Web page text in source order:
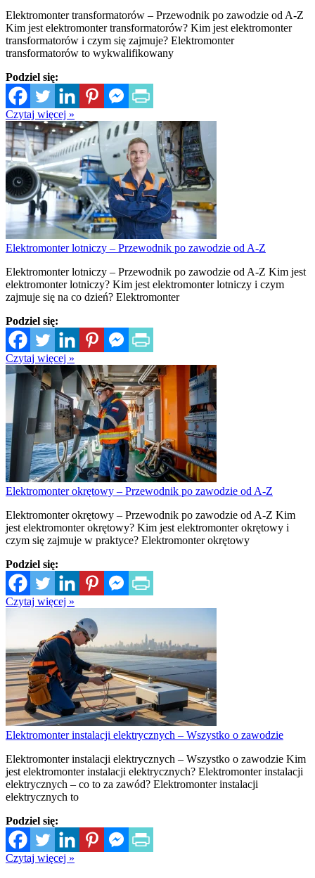
Elektromonter transformatorów – Przewodnik po zawodzie od A-Z
Kim jest elektromonter transformatorów? Kim jest elektromonter
transformatorów i czym się zajmuje? Elektromonter
transformatorów to wykwalifikowany
Podziel się:
Czytaj więcej »
Elektromonter lotniczy – Przewodnik po zawodzie od A-Z
Elektromonter lotniczy – Przewodnik po zawodzie od A-Z Kim jest
elektromonter lotniczy? Kim jest elektromonter lotniczy i czym
zajmuje się na co dzień? Elektromonter
Podziel się:
Czytaj więcej »
Elektromonter okrętowy – Przewodnik po zawodzie od A-Z
Elektromonter okrętowy – Przewodnik po zawodzie od A-Z Kim
jest elektromonter okrętowy? Kim jest elektromonter okrętowy i
czym się zajmuje w praktyce? Elektromonter okrętowy
Podziel się:
Czytaj więcej »
Elektromonter instalacji elektrycznych – Wszystko o zawodzie
Elektromonter instalacji elektrycznych – Wszystko o zawodzie Kim
jest elektromonter instalacji elektrycznych? Elektromonter instalacji
elektrycznych – co to za zawód? Elektromonter instalacji
elektrycznych to
Podziel się:
Czytaj więcej »